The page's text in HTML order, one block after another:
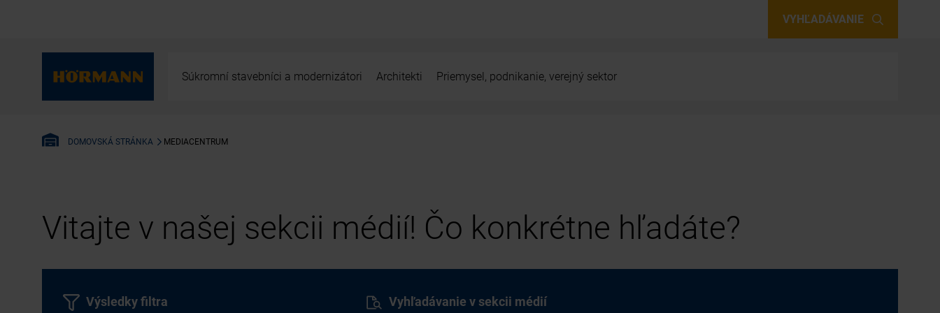
VYHĽADÁVANIE
Súkromní stavebníci a modernizátori Architekti Priemysel, podnikanie, verejný sektor
DOMOVSKÁ STRÁNKA MEDIACENTRUM
Vitajte v našej sekcii médií! Čo konkrétne hľadáte?
Vyhľadávanie v sekcii médií
Výsledky filtra